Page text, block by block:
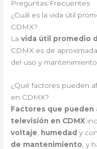
Preguntas Frecuentes
¿Cuál es la vida útil
CDMX?
Lavida útil promedio
CDMX es de
del uso y
¿Qué factores pueden
en CDMX?
Factores que
televisión en CDMX
voltaje
humedad y
de mantenimiento , y